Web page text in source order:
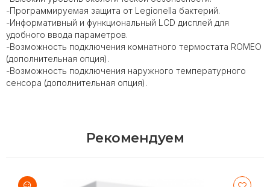
-Программируемая защита от Legionella бактерий.
-Информативный и функциональный LCD дисплей для
удобного ввода параметров.
-Возможность подключения комнатного термостата ROMEO
(дополнительная опция).
-Возможность подключения наружного температурного
сенсора (дополнительная опция).
Рекомендуем